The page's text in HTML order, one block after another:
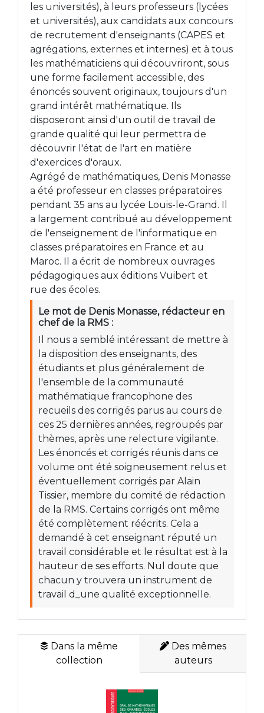
les universités), à leurs professeurs (lycées
et universités), aux candidats aux concours
de recrutement d'enseignants (CAPES et
agrégations, externes et internes) et à tous
les mathématiciens qui découvriront, sous
une forme facilement accessible, des
énoncés souvent originaux, toujours d'un
grand intérêt mathématique. Ils
disposeront ainsi d'un outil de travail de
grande qualité qui leur permettra de
découvrir l'état de l'art en matière
d'exercices d'oraux.
Agrégé de mathématiques, Denis Monasse
a été professeur en classes préparatoires
pendant 35 ans au lycée Louis-le-Grand. Il
a largement contribué au développement
de l'enseignement de l'informatique en
classes préparatoires en France et au
Maroc. Il a écrit de nombreux ouvrages
pédagogiques aux éditions Vuibert et
rue des écoles.
Le mot de Denis Monasse, rédacteur en
chef de la RMS :
Il nous a semblé intéressant de mettre à
la disposition des enseignants, des
étudiants et plus généralement de
l'ensemble de la communauté
mathématique francophone des
recueils des corrigés parus au cours de
ces 25 dernières années, regroupés par
thèmes, après une relecture vigilante.
Les énoncés et corrigés réunis dans ce
volume ont été soigneusement relus et
éventuellement corrigés par Alain
Tissier, membre du comité de rédaction
de la RMS. Certains corrigés ont même
été complètement réécrits. Cela a
demandé à cet enseignant réputé un
travail considérable et le résultat est à la
hauteur de ses efforts. Nul doute que
chacun y trouvera un instrument de
travail d_une qualité exceptionnelle.
Dans la même
collection
Des mêmes
auteurs